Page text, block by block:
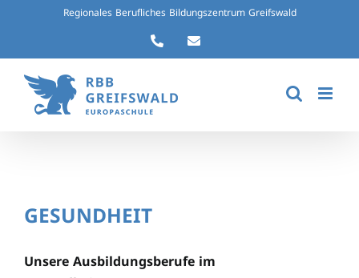
Regionales Berufliches Bildungszentrum Greifswald
TelefonKontaktformular
GESUNDHEIT
Unsere Ausbildungsberufe im